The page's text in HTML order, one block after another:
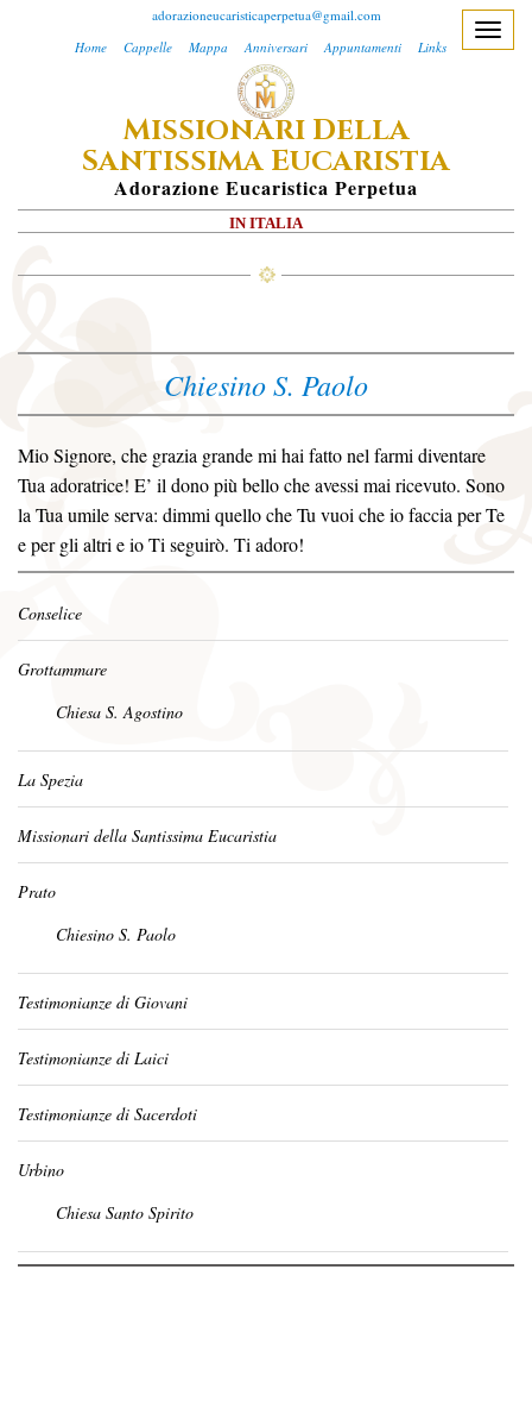
adorazioneucaristicaperpetua@gmail.com
Home
Cappelle Mappa Anniversari Appuntamenti Links
MISSIONARI DELLA
SANTISSIMA EUCARISTIA
ADorazione EUcaristica PErpetua
IN ITALIA
T
n
v
a
i
n
Chiesino S. Paolo
Mio Signore, che grazia grande mi hai fatto nel farmi diventare
Tua adoratrice! E’ il dono più bello che avessi mai ricevuto. Sono
la Tua umile serva: dimmi quello che Tu vuoi che io faccia per Te
e per gli altri e io Ti seguirò. Ti adoro!
Conselice
Grottammare
Chiesa S. Agostino
La Spezia
Missionari della Santissima Eucaristia
Prato
Chiesino S. Paolo
Testimonianze di Giovani
Testimonianze di Laici
Testimonianze di Sacerdoti
Urbino
Chiesa Santo Spirito